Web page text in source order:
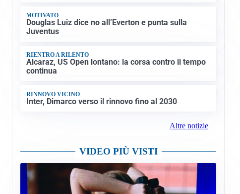
MOTIVATO
Douglas Luiz dice no all’Everton e punta sulla
Juventus
RIENTRO A RILENTO
Alcaraz, US Open lontano: la corsa contro il tempo
continua
RINNOVO VICINO
Inter, Dimarco verso il rinnovo fino al 2030
Altre notizie
VIDEO PIÙ VISTI